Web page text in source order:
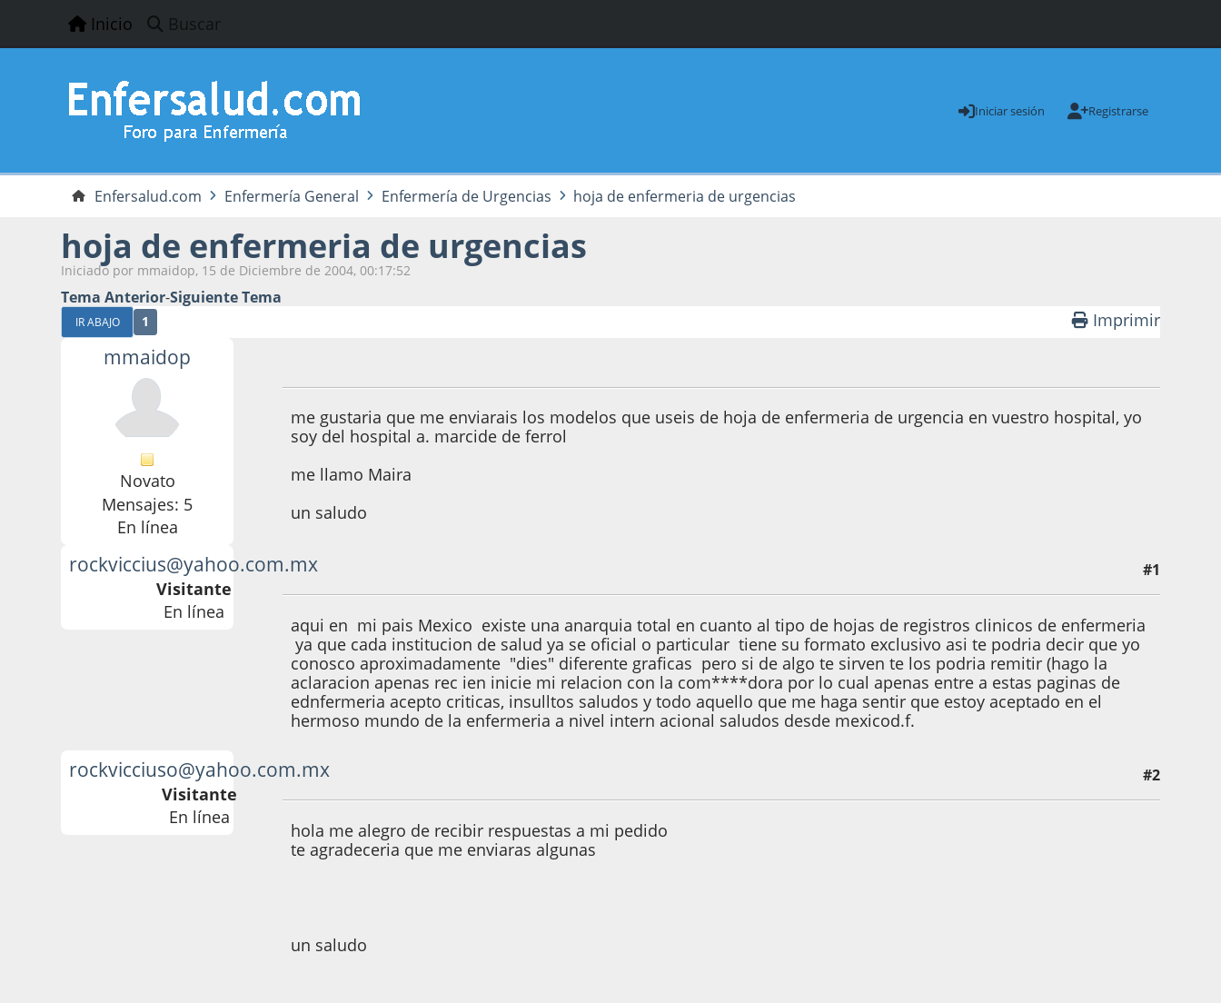
Inicio Buscar
Iniciar sesión Registrarse
Enfersalud.com Enfermería General Enfermería de Urgencias hoja de enfermeria de urgencias
hoja de enfermeria de urgencias
Iniciado por mmaidop, 15 de Diciembre de 2004, 00:17:52
Tema Anterior-Siguiente Tema
IR ABAJO 1 Imprimir
mmaidop
Novato
Mensajes: 5
En línea
me gustaria que me enviarais los modelos que useis de hoja de enfermeria de urgencia en vuestro hospital, yo
soy del hospital a. marcide de ferrol
me llamo Maira
un saludo
rockviccius@yahoo.com.mx
Visitante
En línea
01 de Febrero de 2005, 21:09:24 #1
aqui en mi pais Mexico existe una anarquia total en cuanto al tipo de hojas de registros clinicos de enfermeria
ya que cada institucion de salud ya se oficial o particular tiene su formato exclusivo asi te podria decir que yo
conosco aproximadamente "dies" diferente graficas pero si de algo te sirven te los podria remitir (hago la
aclaracion apenas rec ien inicie mi relacion con la com****dora por lo cual apenas entre a estas paginas de
ednfermeria acepto criticas, insulltos saludos y todo aquello que me haga sentir que estoy aceptado en el
hermoso mundo de la enfermeria a nivel intern acional saludos desde mexicod.f.
rockvicciuso@yahoo.com.mx
Visitante
En línea
03 de Febrero de 2005, 05:10:02 #2
hola me alegro de recibir respuestas a mi pedido
te agradeceria que me enviaras algunas
un saludo